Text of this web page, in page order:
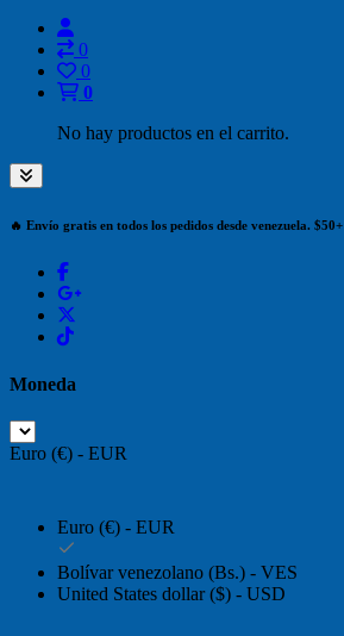
0
0
0
No hay productos en el carrito.
🔥 Envío gratis en todos los pedidos desde venezuela. $50+
Moneda
Euro (€) - EUR
Euro (€) - EUR
Bolívar venezolano (Bs.) - VES
United States dollar ($) - USD